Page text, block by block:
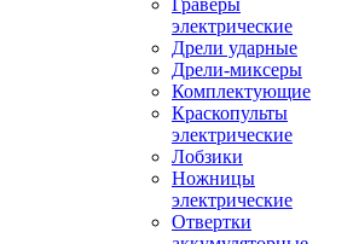
Граверы
электрические
Дрели ударные
Дрели-миксеры
Комплектующие
Краскопульты
электрические
Лобзики
Ножницы
электрические
Отвертки